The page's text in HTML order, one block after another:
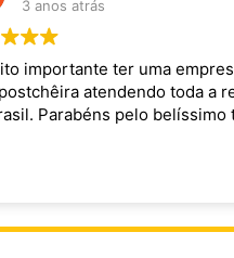
3 anos atrás
importante ter uma
atendendo toda a
Parabéns pelo belíssimo